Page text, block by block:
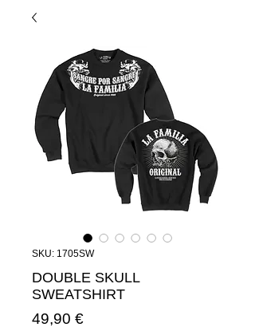
SKU: 1705SW
DOUBLE SKULL
SWEATSHIRT
49,90 €Precio